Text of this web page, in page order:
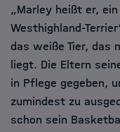
„Marley heißt er,
Westhighland-
das weiße Tier, das
liegt. Die Eltern
in Pflege gegeben,
zumindest zu
schon sein